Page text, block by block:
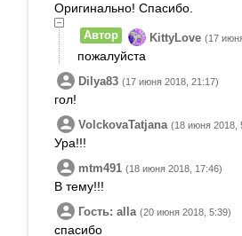
Оригинально! Спасибо.
Автор KittyLove (17
пожалуйста
Dilya83 (17 июня 2018, 21:17)
гол!
VolckovaTatjana (18 июня 2018,
Ура!!!
mtm491 (18 июня 2018, 17:46)
В тему!!!
Гость: alla (20 июня 2018, 5:39)
спасибо